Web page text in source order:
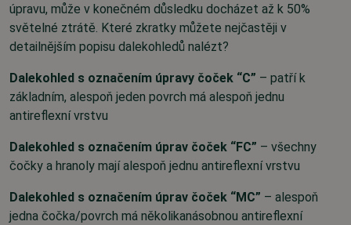
úpravu, může v konečném důsledku docházet až k 50%
světelné ztrátě. Které zkratky můžete nejčastěji v
detailnějším popisu dalekohledů nalézt?
Dalekohled s označením úpravy čoček “C” – patří k
základním, alespoň jeden povrch má alespoň jednu
antireflexní vrstvu
Dalekohled s označením úprav čoček “FC” – všechny
čočky a hranoly mají alespoň jednu antireflexní vrstvu
Dalekohled s označením úprav čoček “MC” – alespoň
jedna čočka/povrch má několikanásobnou antireflexní